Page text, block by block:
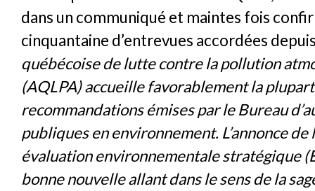
dans un communiqué et maintes fois
cinquantaine d’entrevues accordées
québécoise de lutte contre la pollution
(AQLPA) accueille favorablement la
recommandations émises par le Bureau
publiques en environnement. L’annonce de
évaluation environnementale stratégique
bonne nouvelle allant dans le sens de la